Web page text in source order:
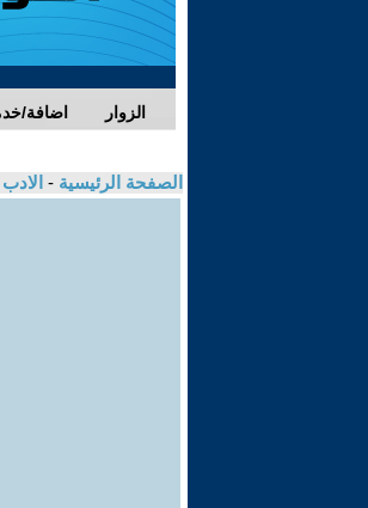
اضافة/ الزوار
الصفحة الرئيسية -